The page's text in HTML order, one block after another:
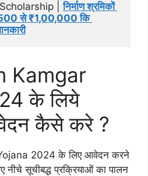
| निर्माण श्रमिकों
से ₹1,00,000 कि
Kamgar
के लिये
कैसे करे ?
2024 के लिए आवेदन करने
सूचीबद्ध प्रक्रियाओं का पालन